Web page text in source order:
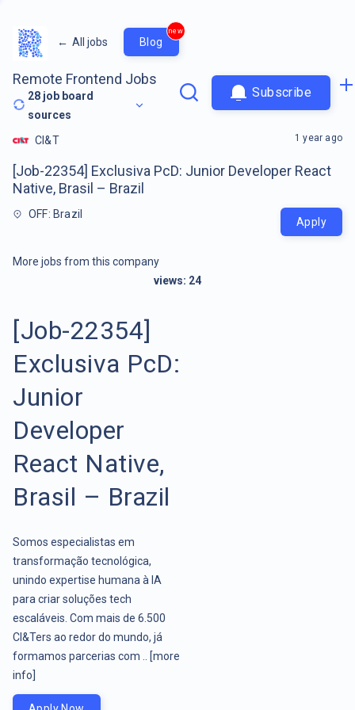
← All jobs Blog
new
Remote Frontend Jobs
28 job board
sources
Subscribe
CI&T
[Job-22354] Exclusiva PcD: Junior Developer React
Native, Brasil – Brazil
OFF: Brazil
1 year ago
Apply
More jobs from this company
views: 24
[Job-22354]
Exclusiva PcD:
Junior
Developer
React Native,
Brasil – Brazil
Somos especialistas em
transformação tecnológica,
unindo expertise humana à IA
para criar soluções tech
escaláveis. Com mais de 6.500
CI&Ters ao redor do mundo, já
formamos parcerias com ..
[more
info]